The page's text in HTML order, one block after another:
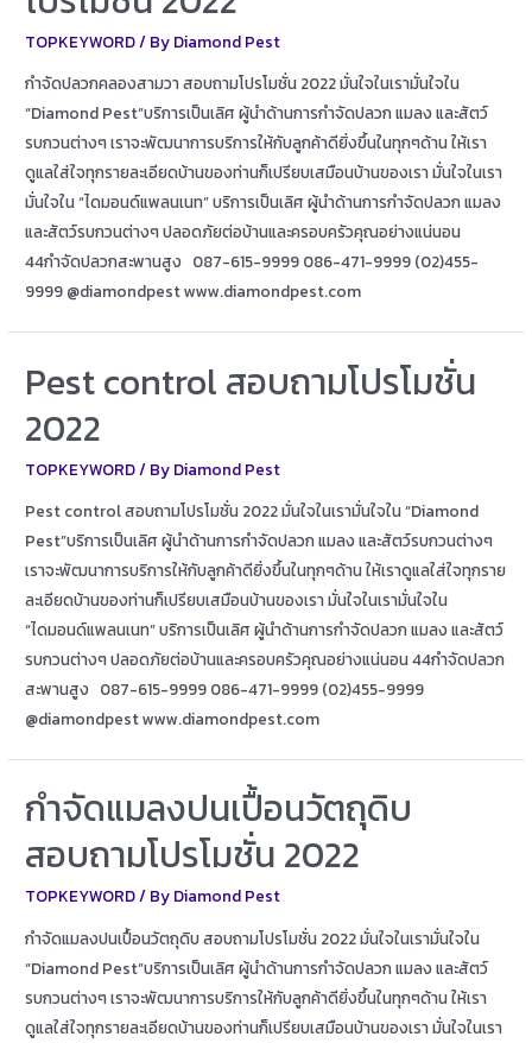
TOPKEYWORD/ By Diamond Pest
กำจัดปลวกคลองสามวา สอบถามโปรโมชั่น 2022 มั่นใจในเรามั่นใจใน
“Diamond Pest”บริการเป็นเลิศ ผู้นำด้านการกำจัดปลวก แมลง และสัตว์
รบกวนต่างๆ เราจะพัฒนาการบริการให้กับลูกค้าดียิ่งขึ้นในทุกๆด้าน ให้เรา
ดูแลใส่ใจทุกรายละเอียดบ้านของท่านก็เปรียบเสมือนบ้านของเรา มั่นใจในเรา
มั่นใจใน “ไดมอนด์แพลนเนท” บริการเป็นเลิศ ผู้นำด้านการกำจัดปลวก แมลง
และสัตว์รบกวนต่างๆ ปลอดภัยต่อบ้านและครอบครัวคุณอย่างแน่นอน
44กำจัดปลวกสะพานสูง 087-615-9999 086-471-9999 (02)455-
9999 @diamondpest www.diamondpest.com
Pest control สอบถามโปรโมชั่น
2022
TOPKEYWORD/ By Diamond Pest
Pest control สอบถามโปรโมชั่น 2022 มั่นใจในเรามั่นใจใน “Diamond
Pest”บริการเป็นเลิศ ผู้นำด้านการกำจัดปลวก แมลง และสัตว์รบกวนต่างๆ
เราจะพัฒนาการบริการให้กับลูกค้าดียิ่งขึ้นในทุกๆด้าน ให้เราดูแลใส่ใจทุกราย
ละเอียดบ้านของท่านก็เปรียบเสมือนบ้านของเรา มั่นใจในเรามั่นใจใน
“ไดมอนด์แพลนเนท” บริการเป็นเลิศ ผู้นำด้านการกำจัดปลวก แมลง และสัตว์
รบกวนต่างๆ ปลอดภัยต่อบ้านและครอบครัวคุณอย่างแน่นอน 44กำจัดปลวก
สะพานสูง 087-615-9999 086-471-9999 (02)455-9999
@diamondpest www.diamondpest.com
กำจัดแมลงปนเปื้อนวัตถุดิบ
สอบถามโปรโมชั่น 2022
TOPKEYWORD/ By Diamond Pest
กำจัดแมลงปนเปื้อนวัตถุดิบ สอบถามโปรโมชั่น 2022 มั่นใจในเรามั่นใจใน
“Diamond Pest”บริการเป็นเลิศ ผู้นำด้านการกำจัดปลวก แมลง และสัตว์
รบกวนต่างๆ เราจะพัฒนาการบริการให้กับลูกค้าดียิ่งขึ้นในทุกๆด้าน ให้เรา
ดูแลใส่ใจทุกรายละเอียดบ้านของท่านก็เปรียบเสมือนบ้านของเรา มั่นใจในเรา